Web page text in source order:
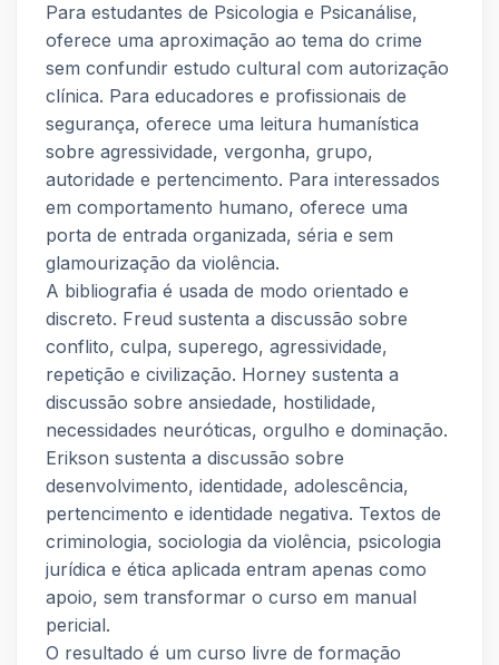
Para estudantes de Psicologia e Psicanálise,
oferece uma aproximação ao tema do crime
sem confundir estudo cultural com autorização
clínica. Para educadores e profissionais de
segurança, oferece uma leitura humanística
sobre agressividade, vergonha, grupo,
autoridade e pertencimento. Para interessados
em comportamento humano, oferece uma
porta de entrada organizada, séria e sem
glamourização da violência.
A bibliografia é usada de modo orientado e
discreto. Freud sustenta a discussão sobre
conflito, culpa, superego, agressividade,
repetição e civilização. Horney sustenta a
discussão sobre ansiedade, hostilidade,
necessidades neuróticas, orgulho e dominação.
Erikson sustenta a discussão sobre
desenvolvimento, identidade, adolescência,
pertencimento e identidade negativa. Textos de
criminologia, sociologia da violência, psicologia
jurídica e ética aplicada entram apenas como
apoio, sem transformar o curso em manual
pericial.
O resultado é um curso livre de formação